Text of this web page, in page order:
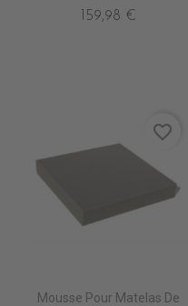
159,98 €
Mousse Pour Matelas De
favorite_border